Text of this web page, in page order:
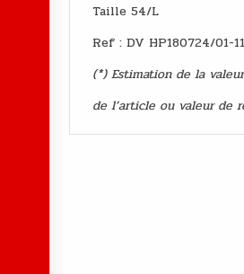
Taille 54/L
Ref : DV HP180724/01-11
(*) Estimation de la
de l’article ou valeur de